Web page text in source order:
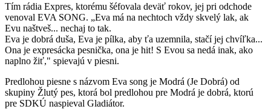
Tím rádia Expres, ktorému šéfovala deväť rokov, jej pri odchode
venoval EVA SONG. „Eva má na nechtoch vždy skvelý lak, ak
Evu naštveš... nechaj to tak.
Eva je dobrá duša, Eva je pílka, aby ťa uzemnila, stačí jej chvíľka...
Ona je expresácka pesnička, ona je hit! S Evou sa nedá inak, ako
naplno žiť," spievajú v piesni.
Predlohou piesne s názvom Eva song je Modrá (Je Dobrá) od
skupiny Žlutý pes, ktorá bol predlohou pre Modrá je dobrá, ktorú
pre SDKÚ naspieval Gladiátor.